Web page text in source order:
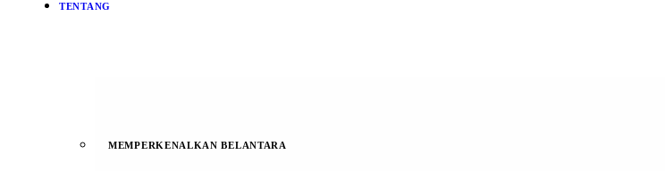
TENTANG
MEMPERKENALKAN BELANTARA